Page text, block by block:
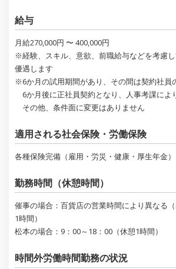
給与
月給270,000円 〜 400,000円
※経験、スキル、意欲、前職給与などを考慮
優遇します
※6か月の試用期間があり、その間は契約社員
6か月後に正社員契約となり、人事考課によ
その他、条件面に変更はありません
適用される社会保険・労働保険
各種保険完備（雇用・労災・健康・厚生年金）
勤務時間（休憩時間）
催事の場合：百貨店の営業時間により異なる
1時間）
松本の場合：9：00～18：00（休憩1時間）
時間外労働時間勤務の状況